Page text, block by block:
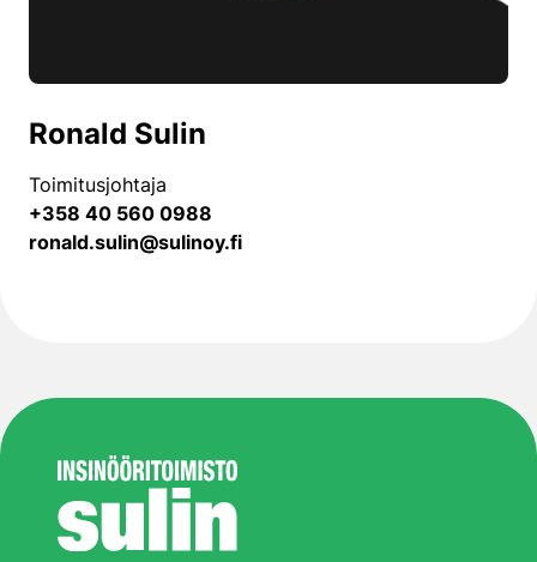
Ronald Sulin
Toimitusjohtaja
+358 40 560 0988
ronald.sulin@sulinoy.fi